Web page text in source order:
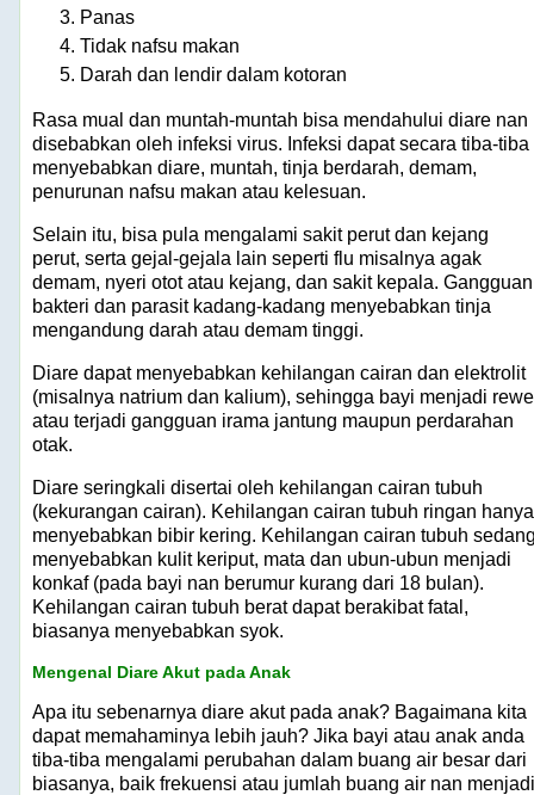
Panas
Tidak nafsu makan
Darah dan lendir dalam kotoran
Rasa mual dan muntah-muntah bisa mendahului diare nan
disebabkan oleh infeksi virus. Infeksi dapat secara tiba-tiba
menyebabkan diare, muntah, tinja berdarah, demam,
penurunan nafsu makan atau kelesuan.
Selain itu, bisa pula mengalami sakit perut dan kejang
perut, serta gejal-gejala lain seperti flu misalnya agak
demam, nyeri otot atau kejang, dan sakit kepala. Gangguan
bakteri dan parasit kadang-kadang menyebabkan tinja
mengandung darah atau demam tinggi.
Diare dapat menyebabkan kehilangan cairan dan elektrolit
(misalnya natrium dan kalium), sehingga bayi menjadi
atau terjadi gangguan irama jantung maupun perdarahan
otak.
Diare seringkali disertai oleh kehilangan cairan tubuh
(kekurangan cairan). Kehilangan cairan tubuh ringan hanya
menyebabkan bibir kering. Kehilangan cairan tubuh
menyebabkan kulit keriput, mata dan ubun-ubun menjadi
konkaf (pada bayi nan berumur kurang dari 18 bulan).
Kehilangan cairan tubuh berat dapat berakibat fatal,
biasanya menyebabkan syok.
Mengenal Diare Akut pada Anak
Apa itu sebenarnya diare akut pada anak? Bagaimana kita
dapat memahaminya lebih jauh? Jika bayi atau anak anda
tiba-tiba mengalami perubahan dalam buang air besar dari
biasanya, baik frekuensi atau jumlah buang air nan menjadi